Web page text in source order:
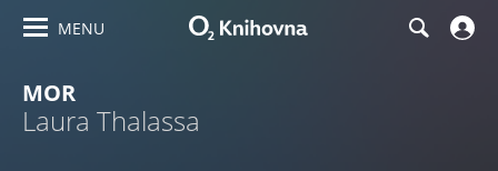
MENU
MOR
Laura Thalassa